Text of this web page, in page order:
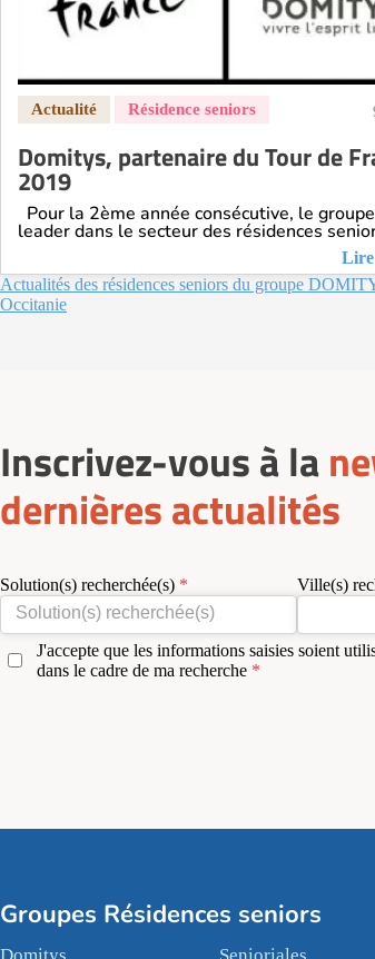
Domitys, partenaire du Tour de
2019
Pour la 2ème année consécutive, le
leader dans le secteur des résidences
Lire
Actualités des résidences seniors du groupe
Occitanie
Inscrivez-vous à la
dernières actualités
Solution(s) recherchée(s) Ville(s)
J'accepte que les informations saisies soient
dans le cadre de ma recherche
Groupes Résidences seniors